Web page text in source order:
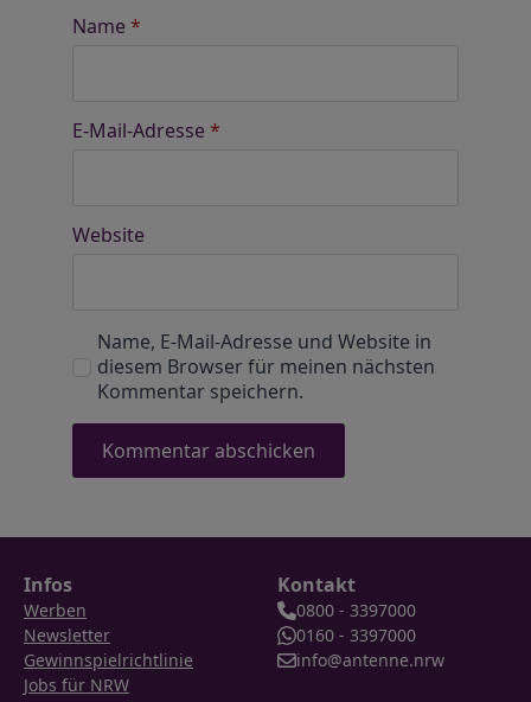
Name *
E-Mail-Adresse *
Website
Name, E-Mail-Adresse und Website in
diesem Browser für meinen nächsten
Kommentar speichern.
Infos
Werben
Newsletter
Gewinnspielrichtlinie
Jobs für NRW
Kontakt
0800 - 3397000
0160 - 3397000
info@antenne.nrw